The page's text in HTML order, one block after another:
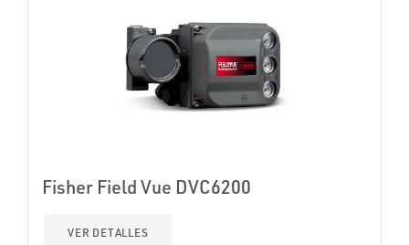
Fisher Field Vue DVC6200
VER DETALLES